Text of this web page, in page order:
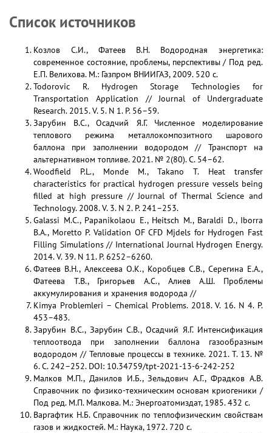
Список источников
Козлов С.И., Фатеев В.Н. Водородная энергетика:
современное состояние, проблемы, перспективы / Под ред.
Е.П. Велихова. М.: Газпром ВНИИГАЗ, 2009. 520 с.
Todorovic R. Hydrogen Storage Technologies for
Transportation Application // Journal of Undergraduate
Research. 2015. V. 5. N 1. P. 56–59.
Зарубин В.С., Осадчий Я.Г. Численное моделирование
теплового режима металлокомпозитного шарового
баллона при заполнении водородом // Транспорт на
альтернативном топливе. 2021. № 2(80). С. 54–62.
Woodfield P.L., Monde M., Takano T. Heat transfer
characteristics for practical hydrogen pressure vessels being
filled at high pressure // Journal of Thermal Science and
Technology. 2008. V. 3. N 2. P. 241–253.
Galassi M.C., Papanikolaou E., Heitsch M., Baraldi D., Iborra
B.A., Moretto P. Validation OF CFD Mjdels for Hydrogen Fast
Filling Simulations // International Journal Hydrogen Energy.
2014. V. 39. N 11. P. 6252–6260.
Фатеев В.Н., Алексеева О.К., Коробцев С.В., Серегина Е.А.,
Фатеева Т.В., Григорьев А.С., Алиев А.Ш. Проблемы
аккумулирования и хранения водорода //
Kimya Problemleri – Chemical Problems. 2018. V. 16. N 4. P.
453–483.
Зарубин В.С., Зарубин С.В., Осадчий Я.Г. Интенсификация
теплоотвода при заполнении баллона газообразным
водородом // Тепловые процессы в технике. 2021. Т. 13. №
6. С. 242–252. DOI: 10.34759/tpt-2021-13-6-242-252
Малков М.П., Данилов И.Б., Зельдович А.Г., Фрадков А.В.
Справочник по физико-техническим основам криогеники /
Под ред. М.П. Малкова. М.: Энергоатомиздат, 1985. 432 с.
Варгафтик Н.Б. Справочник по теплофизическим свойствам
газов и жидкостей. М.: Наука, 1972. 720 с.